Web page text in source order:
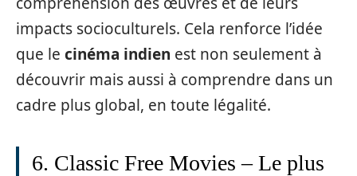
impacts socioculturels. Cela renforce l’idée
que le cinéma indien est non seulement à
découvrir mais aussi à comprendre dans un
cadre plus global, en toute légalité.
6. Classic Free Movies – Le plus